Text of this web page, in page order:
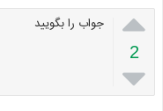

2

جواب را بگویید